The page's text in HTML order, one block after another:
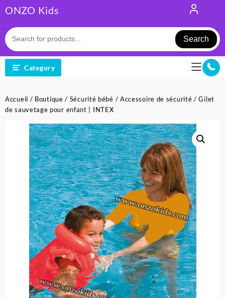
to
content
ONZO Kids
Search
Category
Accueil / Boutique / Sécurité bébé / Accessoire de sécurité / Gilet
de sauvetage pour enfant | INTEX